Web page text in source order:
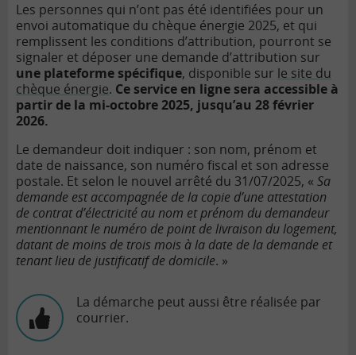
Les personnes qui n’ont pas été identifiées pour un
envoi automatique du chèque énergie 2025, et qui
remplissent les conditions d’attribution, pourront se
signaler et déposer une demande d’attribution sur
une plateforme spécifique, disponible sur le site du
chèque énergie. Ce service en ligne sera accessible à
partir de la mi-octobre 2025, jusqu’au 28 février
2026.
Le demandeur doit indiquer : son nom, prénom et
date de naissance, son numéro fiscal et son adresse
postale. Et selon le nouvel arrêté du 31/07/2025, « Sa
demande est accompagnée de la copie d’une attestation
de contrat d’électricité au nom et prénom du demandeur
mentionnant le numéro de point de livraison du logement,
datant de moins de trois mois à la date de la demande et
tenant lieu de justificatif de domicile. »
La démarche peut aussi être réalisée par
courrier.